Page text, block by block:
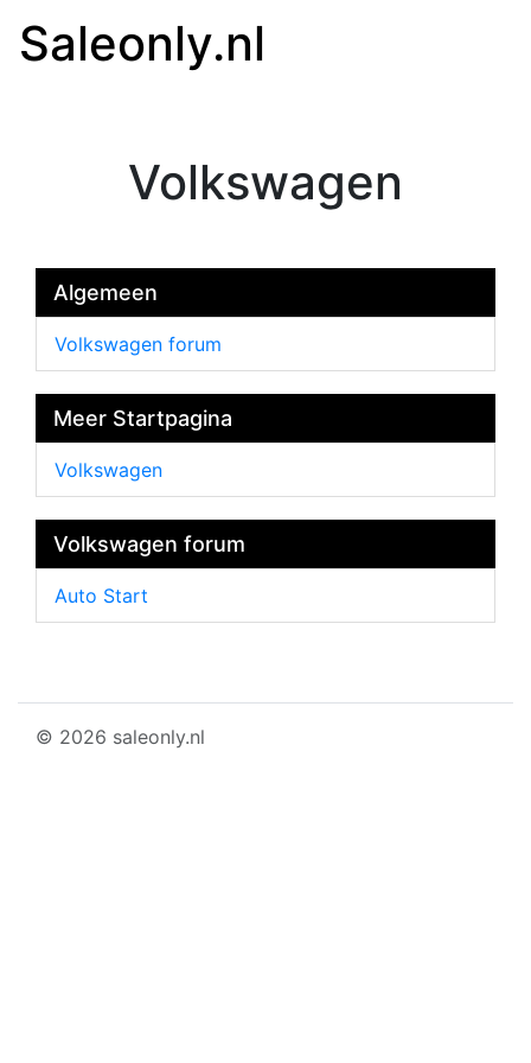
Saleonly.nl
Volkswagen
Algemeen
Volkswagen forum
Meer Startpagina
Volkswagen
Volkswagen forum
Auto Start
© 2026 saleonly.nl